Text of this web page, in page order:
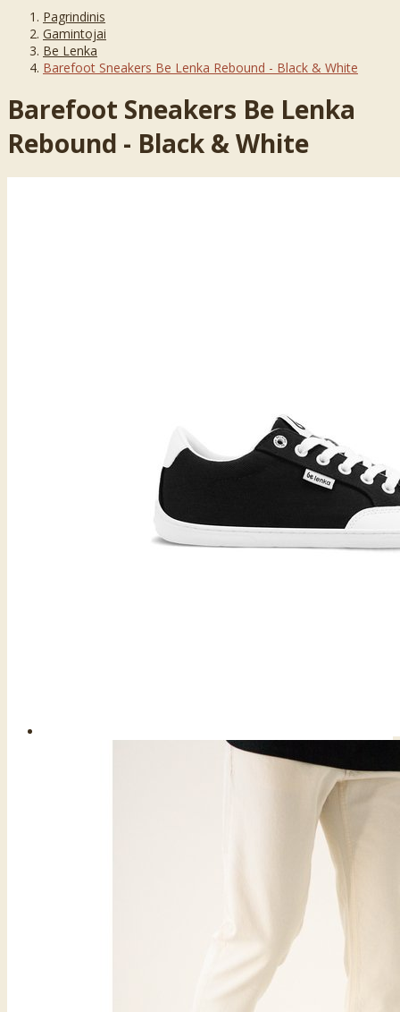
Pagrindinis
Gamintojai
Be Lenka
Barefoot Sneakers Be Lenka Rebound - Black & White
Barefoot Sneakers Be Lenka
Rebound - Black & White